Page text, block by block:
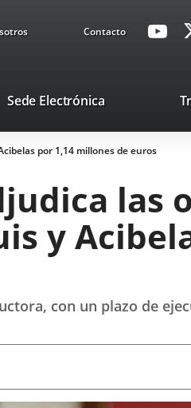
Contacto
Sede ElectrónicaEnlace
una
aplicación
por 1,14 millones de euros
las
y
con un plazo de